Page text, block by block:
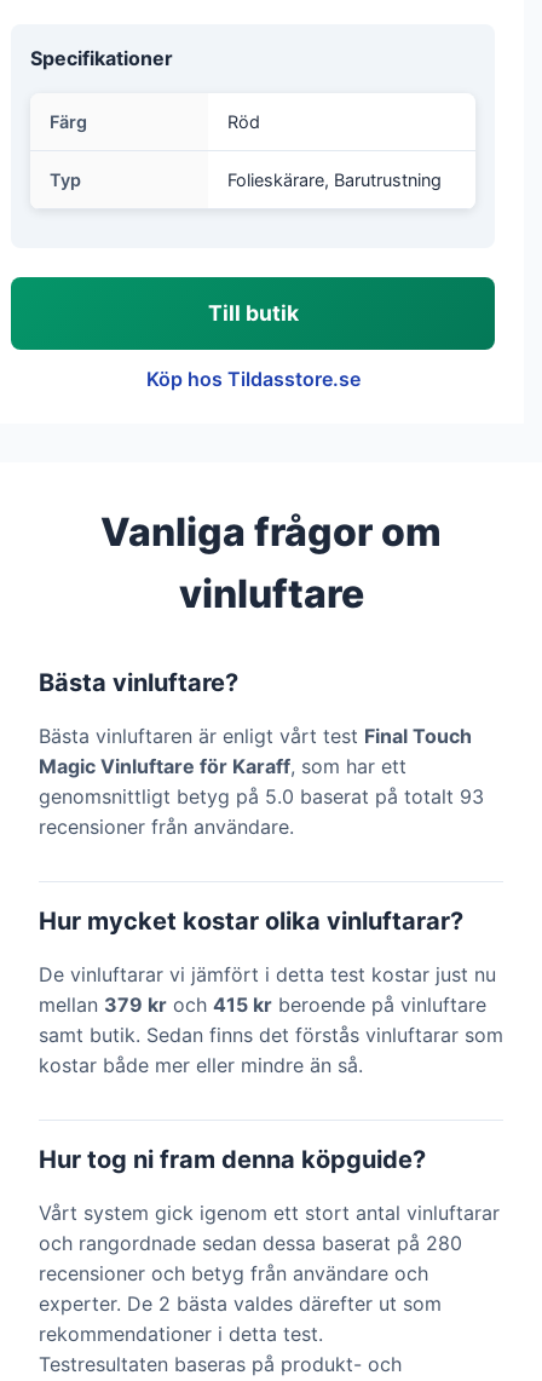
Specifikationer
Färg Röd
Typ Folieskärare, Barutrustning
Till butik
Köp hos Tildasstore.se
Vanliga frågor om
vinluftare
Bästa vinluftare?
Bästa vinluftaren är enligt vårt test Final Touch
Magic Vinluftare för Karaff, som har ett
genomsnittligt betyg på 5.0 baserat på totalt 93
recensioner från användare.
Hur mycket kostar olika vinluftarar?
De vinluftarar vi jämfört i detta test kostar just nu
mellan 379 kr och 415 kr beroende på vinluftare
samt butik. Sedan finns det förstås vinluftarar som
kostar både mer eller mindre än så.
Hur tog ni fram denna köpguide?
Vårt system gick igenom ett stort antal vinluftarar
och rangordnade sedan dessa baserat på 280
recensioner och betyg från användare och
experter. De 2 bästa valdes därefter ut som
rekommendationer i detta test.
Testresultaten baseras på produkt- och